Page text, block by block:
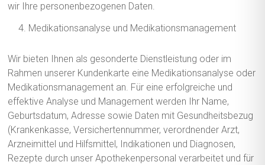
wir Ihre personenbezogenen Daten.
Medikationsanalyse und Medikationsmanagement
Wir bieten Ihnen als gesonderte Dienstleistung oder im
Rahmen unserer Kundenkarte eine Medikationsanalyse oder
Medikationsmanagement an. Für eine erfolgreiche und
effektive Analyse und Management werden Ihr Name,
Geburtsdatum, Adresse sowie Daten mit Gesundheitsbezug
(Krankenkasse, Versichertennummer, verordnender Arzt,
Arzneimittel und Hilfsmittel, Indikationen und Diagnosen,
Rezepte durch unser Apothekenpersonal verarbeitet und für